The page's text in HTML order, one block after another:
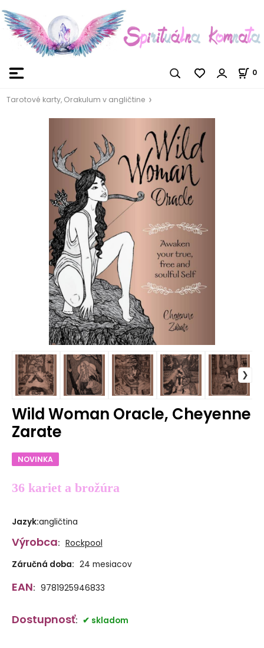
0
Tarotové karty, Orakulum v angličtine
Wild Woman Oracle, Cheyenne
Zarate
NOVINKA
36 kariet a brožúra
Jazyk:angličtina
Výrobca: Rockpool
Záručná doba: 24 mesiacov
EAN: 9781925946833
Dostupnosť: skladom